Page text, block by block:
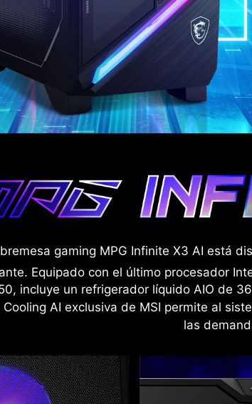
gaming MPG Infinite X3 AI está
Equipado con el último procesador
incluye un refrigerador líquido AIO de
Cooling AI exclusiva de MSI permite al
las